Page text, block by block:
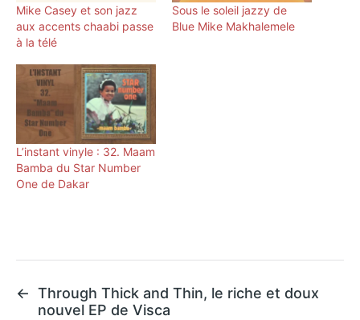
Mike Casey et son jazz
aux accents chaabi passe
à la télé
Sous le soleil jazzy de
Blue Mike Makhalemele
L’instant vinyle : 32. Maam
Bamba du Star Number
One de Dakar
← Through Thick and Thin, le riche et doux
nouvel EP de Visca